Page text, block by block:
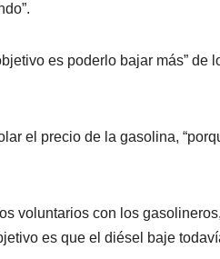
es poderlo bajar más” de
el precio de la gasolina,
voluntarios con los gasolineros,
es que el diésel baje